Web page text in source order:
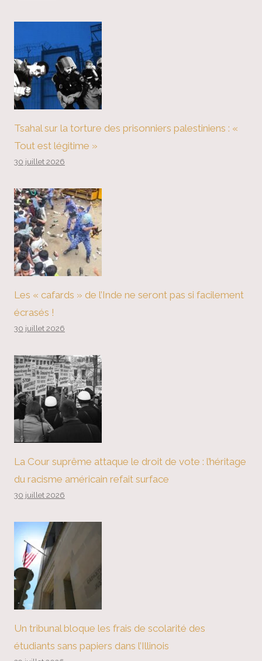
Tsahal sur la torture des prisonniers palestiniens : «
Tout est légitime »
30 juillet 2026
Les « cafards » de l’Inde ne seront pas si facilement
écrasés !
30 juillet 2026
La Cour suprême attaque le droit de vote : l’héritage
du racisme américain refait surface
30 juillet 2026
Un tribunal bloque les frais de scolarité des
étudiants sans papiers dans l’Illinois